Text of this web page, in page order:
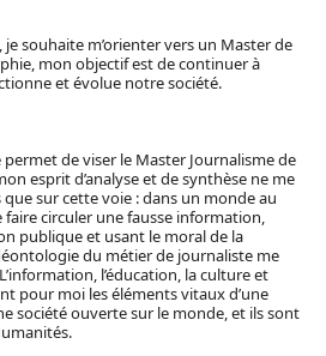
souhaite m’orienter vers un Master de
mon objectif est de continuer à
et évolue notre société.
permet de viser le Master Journalisme de
esprit d’analyse et de synthèse ne me
sur cette voie : dans un monde au
faire circuler une fausse information,
publique et usant le moral de la
du métier de journaliste me
l’éducation, la culture et
pour moi les éléments vitaux d’une
société ouverte sur le monde, et ils sont